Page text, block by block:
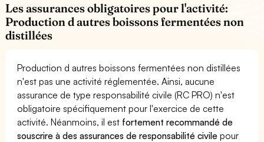
Les assurances obligatoires pour l'activité:
Production d autres boissons fermentées non
distillées
Production d autres boissons fermentées non distillées
n'est pas une activité réglementée. Ainsi, aucune
assurance de type responsabilité civile (RC PRO) n'est
obligatoire spécifiquement pour l'exercice de cette
activité. Néanmoins, il est fortement recommandé de
souscrire à des assurances de responsabilité civile pour